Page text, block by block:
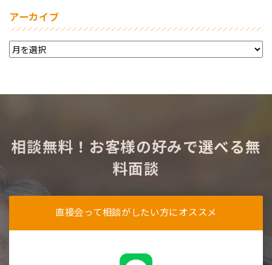
アーカイブ
相談無料！お客様の好みで選べる無
料面談
直接会って相談がしたい方にオススメ